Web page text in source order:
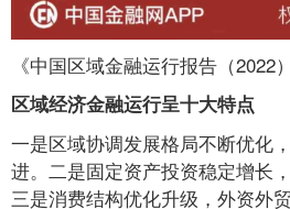
《中国区域金融运行报告（2022
区域经济金融运行呈十大特点
一是区域协调发展格局不断优化
进。二是固定资产投资稳定增长
三是消费结构优化升级，外资外